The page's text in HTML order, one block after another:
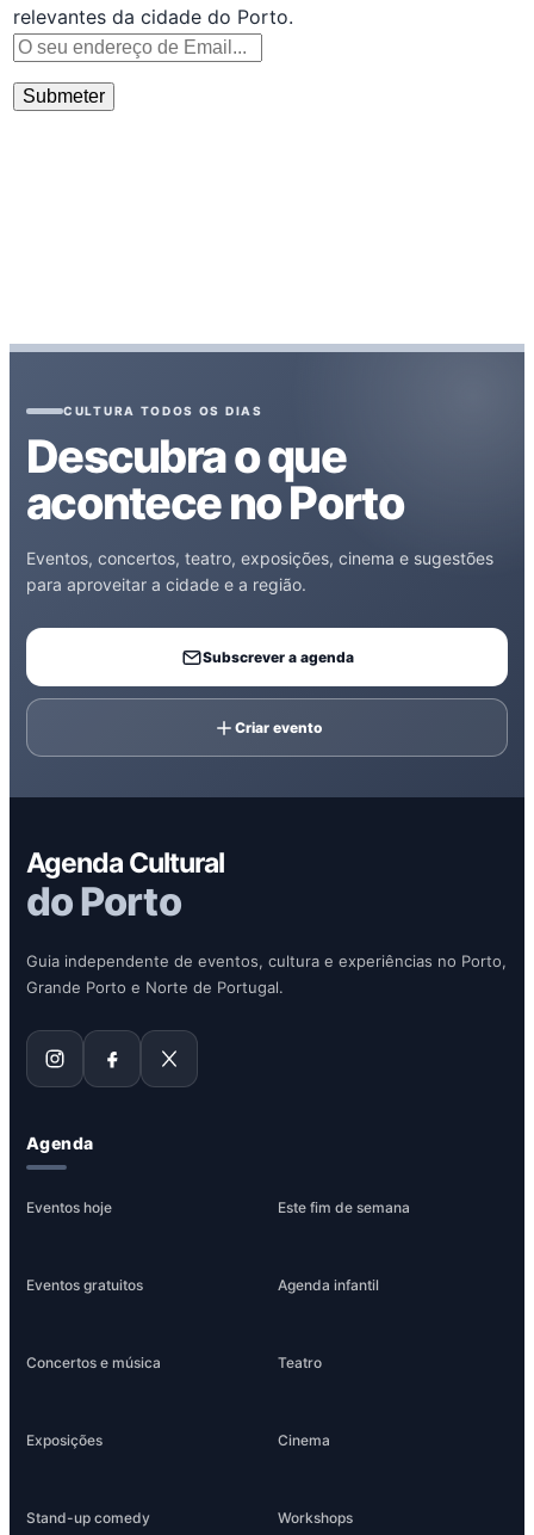
relevantes da cidade do Porto.
CULTURA TODOS OS DIAS
Descubra o que
acontece no Porto
Eventos, concertos, teatro, exposições, cinema e sugestões
para aproveitar a cidade e a região.
Subscrever a agenda
Criar evento
Agenda Cultural
do Porto
Guia independente de eventos, cultura e experiências no Porto,
Grande Porto e Norte de Portugal.
Agenda
Eventos hoje Este fim de semana
Eventos gratuitos Agenda infantil
Concertos e música Teatro
Exposições Cinema
Stand-up comedy Workshops